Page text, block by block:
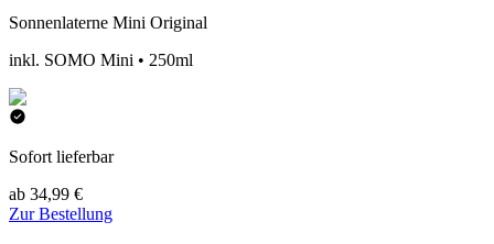
Sonnenlaterne Mini Original
inkl. SOMO Mini • 250ml
Sofort lieferbar
ab 34,99 €
Zur Bestellung